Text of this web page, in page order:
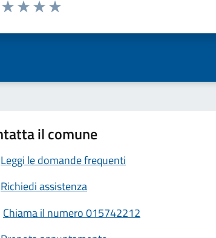
il comune
Leggi le domande frequenti
Richiedi assistenza
Chiama il numero 015742212